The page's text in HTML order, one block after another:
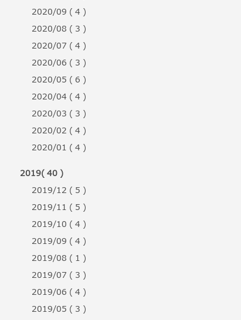
2020/09 ( 4 )
2020/08 ( 3 )
2020/07 ( 4 )
2020/06 ( 3 )
2020/05 ( 6 )
2020/04 ( 4 )
2020/03 ( 3 )
2020/02 ( 4 )
2020/01 ( 4 )
2019( 40 )
2019/12 ( 5 )
2019/11 ( 5 )
2019/10 ( 4 )
2019/09 ( 4 )
2019/08 ( 1 )
2019/07 ( 3 )
2019/06 ( 4 )
2019/05 ( 3 )